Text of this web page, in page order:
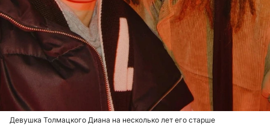
Девушка Толмацкого Диана на несколько лет его старше